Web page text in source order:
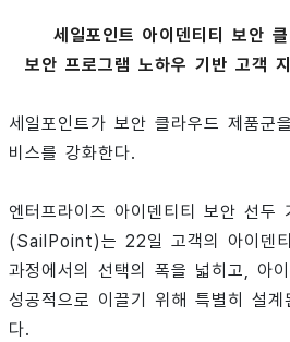
세일포인트 아이덴티티 보안
보안 프로그램 노하우 기반 고객
세일포인트가 보안 클라우드 제품군
비스를 강화한다.
엔터프라이즈 아이덴티티 보안 선두
(SailPoint)는 22일 고객의 아이덴
과정에서의 선택의 폭을 넓히고, 아
성공적으로 이끌기 위해 특별히 설
다.